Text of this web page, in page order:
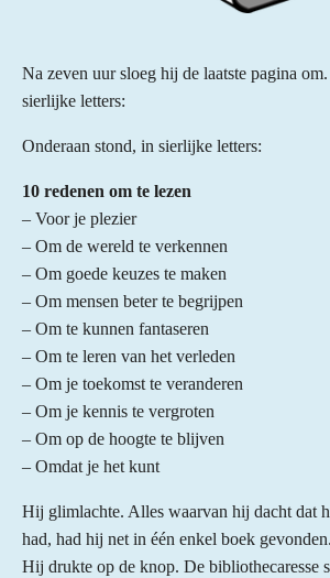
Na zeven uur sloeg hij de laatste pagina
sierlijke letters:
Onderaan stond, in sierlijke letters:
10 redenen om te lezen
– Voor je plezier
– Om de wereld te verkennen
– Om goede keuzes te maken
– Om mensen beter te begrijpen
– Om te kunnen fantaseren
– Om te leren van het verleden
– Om je toekomst te veranderen
– Om je kennis te vergroten
– Om op de hoogte te blijven
– Omdat je het kunt
Hij glimlachte. Alles waarvan hij dacht dat
had, had hij net in één enkel boek gevonden.
Hij drukte op de knop. De bibliothecaresse